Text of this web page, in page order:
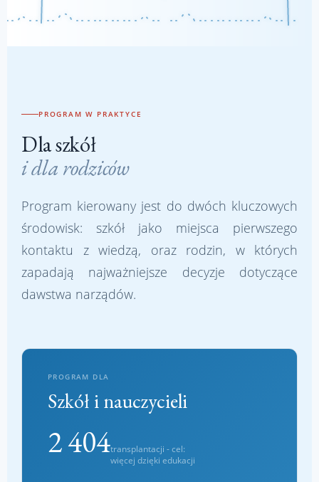
PROGRAM W PRAKTYCE
Dla szkół
i dla rodziców
Program kierowany jest do dwóch kluczowych
środowisk: szkół jako miejsca pierwszego
kontaktu z wiedzą, oraz rodzin, w których
zapadają najważniejsze decyzje dotyczące
dawstwa narządów.
PROGRAM DLA
Szkół i nauczycieli
2 404transplantacji - cel:
więcej dzięki edukacji